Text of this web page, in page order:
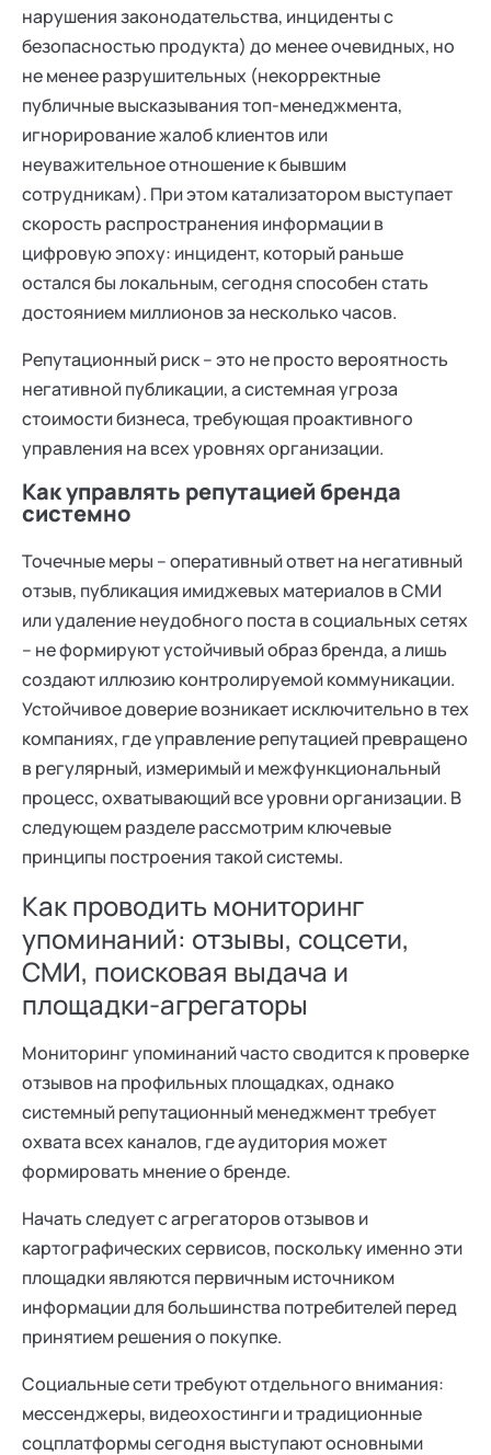
нарушения законодательства, инциденты с
безопасностью продукта) до менее очевидных, но
не менее разрушительных (некорректные
публичные высказывания топ-менеджмента,
игнорирование жалоб клиентов или
неуважительное отношение к бывшим
сотрудникам). При этом катализатором выступает
скорость распространения информации в
цифровую эпоху: инцидент, который раньше
остался бы локальным, сегодня способен стать
достоянием миллионов за несколько часов.
Репутационный риск – это не просто вероятность
негативной публикации, а системная угроза
стоимости бизнеса, требующая проактивного
управления на всех уровнях организации.
Как управлять репутацией бренда
системно
Точечные меры – оперативный ответ на негативный
отзыв, публикация имиджевых материалов в СМИ
или удаление неудобного поста в социальных сетях
– не формируют устойчивый образ бренда, а лишь
создают иллюзию контролируемой коммуникации.
Устойчивое доверие возникает исключительно в тех
компаниях, где управление репутацией превращено
в регулярный, измеримый и межфункциональный
процесс, охватывающий все уровни организации. В
следующем разделе рассмотрим ключевые
принципы построения такой системы.
Как проводить мониторинг
упоминаний: отзывы, соцсети,
СМИ, поисковая выдача и
площадки-агрегаторы
Мониторинг упоминаний часто сводится к проверке
отзывов на профильных площадках, однако
системный репутационный менеджмент требует
охвата всех каналов, где аудитория может
формировать мнение о бренде.
Начать следует с агрегаторов отзывов и
картографических сервисов, поскольку именно эти
площадки являются первичным источником
информации для большинства потребителей перед
принятием решения о покупке.
Социальные сети требуют отдельного внимания:
мессенджеры, видеохостинги и традиционные
соцплатформы сегодня выступают основными